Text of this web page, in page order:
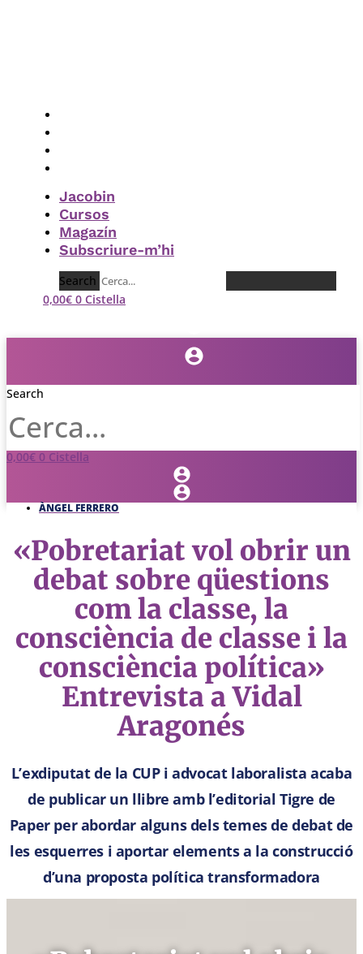
Jacobin
Cursos
Magazín
Subscriure-m’hi
Search
0,00€ 0 Cistella
Search
0,00€ 0 Cistella
ÀNGEL FERRERO
«Pobretariat vol obrir un
debat sobre qüestions
com la classe, la
consciència de classe i la
consciència política»
Entrevista a Vidal
Aragonés
L’exdiputat de la CUP i advocat laboralista acaba
de publicar un llibre amb l’editorial Tigre de
Paper per abordar alguns dels temes de debat de
les esquerres i aportar elements a la construcció
d’una proposta política transformadora